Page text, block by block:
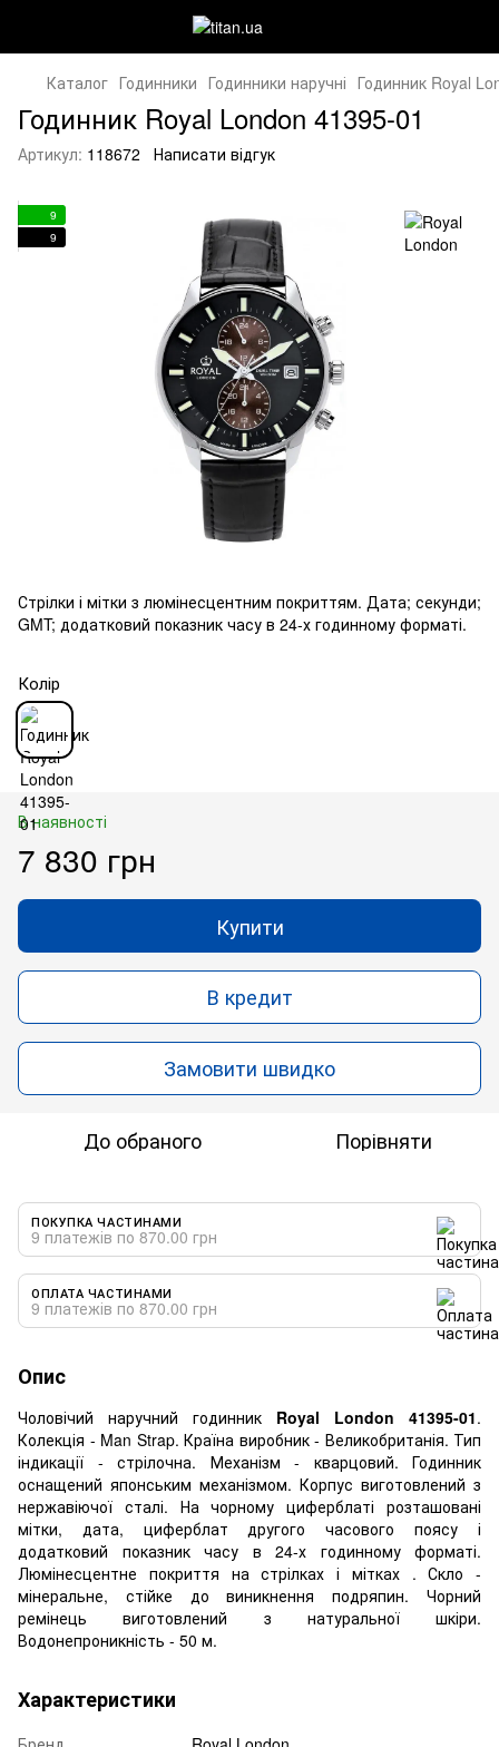
Каталог Годинники Годинники наручні Годинник Royal
Годинник Royal London 41395-01
Артикул: 118672 Написати відгук
9
9
Стрілки і мітки з люмінесцентним покриттям. Дата; секунди;
GMT; додатковий показник часу в 24-х годинному форматі.
Колір
В наявності
7 830 грн
Купити
В кредит
Замовити швидко
До обраного Порівняти
ПОКУПКА ЧАСТИНАМИ
9 платежів по 870.00 грн
ОПЛАТА ЧАСТИНАМИ
9 платежів по 870.00 грн
Опис
Чоловічий наручний годинник Royal London 41395-01.
Колекція - Man Strap. Країна виробник - Великобританія. Тип
індикації - стрілочна. Механізм - кварцовий. Годинник
оснащений японським механізмом. Корпус виготовлений з
нержавіючої сталі. На чорному циферблаті розташовані
мітки, дата, циферблат другого часового поясу і
додатковий показник часу в 24-х годинному форматі.
Люмінесцентне покриття на стрілках і мітках . Скло -
мінеральне, стійке до виникнення подряпин. Чорний
ремінець виготовлений з натуральної шкіри.
Водонепроникність - 50 м.
Характеристики